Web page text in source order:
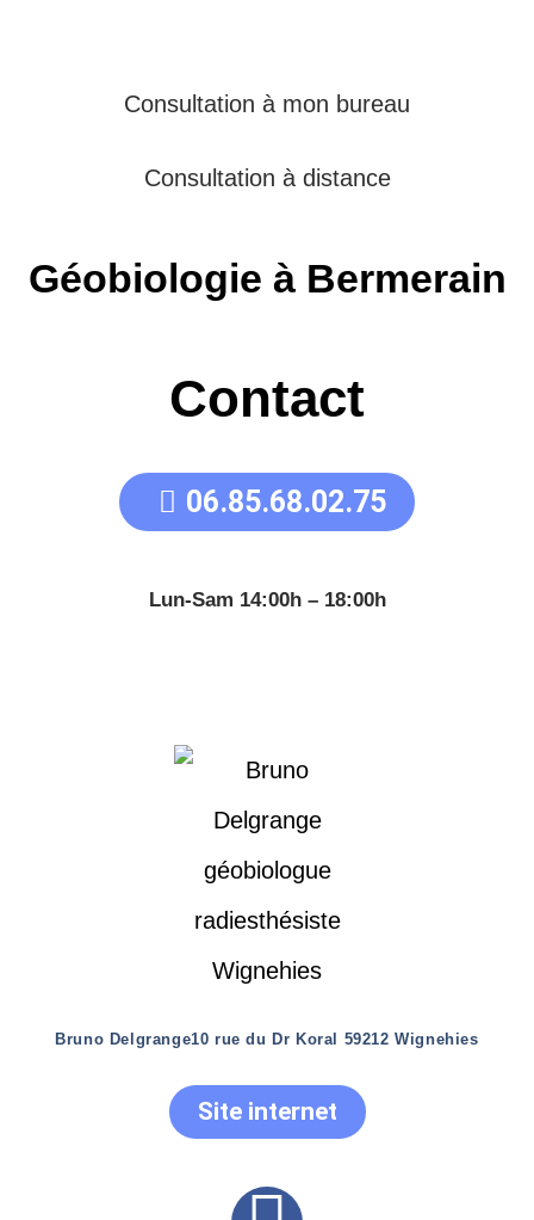
Consultation à mon bureau
Consultation à distance
Géobiologie à Bermerain
Contact
06.85.68.02.75
Lun-Sam 14:00h – 18:00h
Bruno Delgrange10 rue du Dr Koral 59212 Wignehies
Site internet